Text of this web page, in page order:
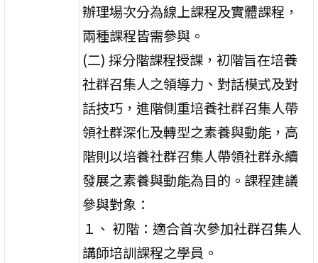
辦理場次分為線上課程及實體課程，
兩種課程皆需參與。
(二) 採分階課程授課，初階旨在培養
社群召集人之領導力、對話模式及對
話技巧，進階側重培養社群召集人帶
領社群深化及轉型之素養與動能，高
階則以培養社群召集人帶領社群永續
發展之素養與動能為目的。課程建議
參與對象：
１、 初階：適合首次參加社群召集人
講師培訓課程之學員。